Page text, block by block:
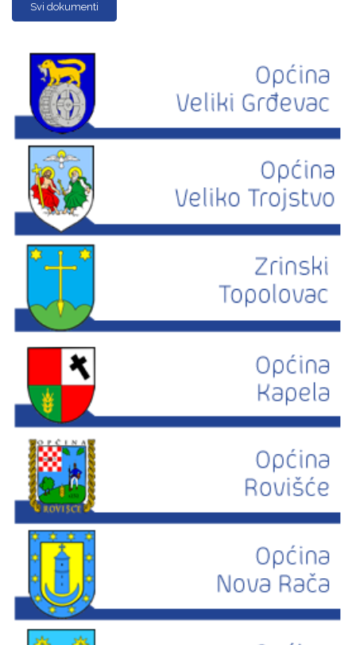
Svi dokumenti